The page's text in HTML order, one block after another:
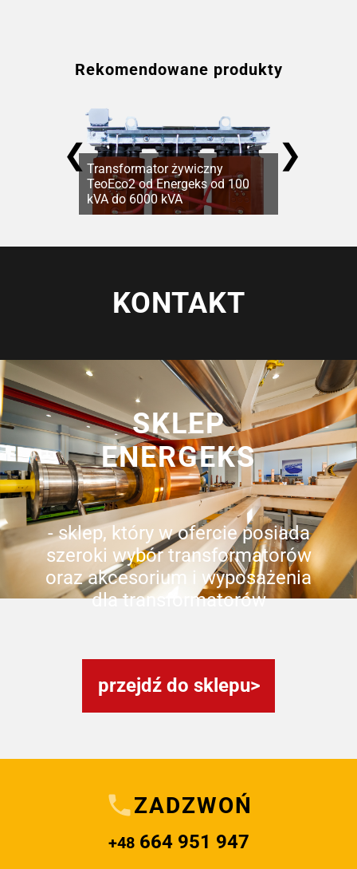
Rekomendowane produkty
❮Transformator żywiczny
TeoEco2 od Energeks od 100
kVA do 6000 kVA
❯
KONTAKT
SKLEP
ENERGEKS
- sklep, który w ofercie posiada
szeroki wybór transformatorów
oraz akcesorium i wyposażenia
dla transformatorów
przejdź do sklepu
ZADZWOŃ
+48664 951 947